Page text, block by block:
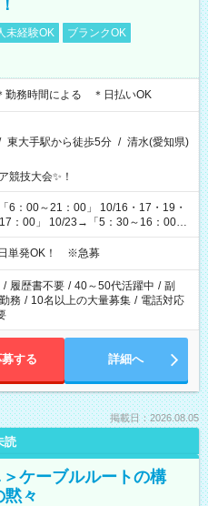
未経験OK
ブランクOK
勤務時間による ＊日払いOK
東大手駅から徒歩5分 / 清水(愛知県)
競技大会✨！
6：00～21：00」 10/16・17・19・
：00」 10/23→「5：30～16：00」
21→「17：00～26：00」
10/23→「16：00～23：00」 ＊
す！
単発OK！ ※急募
/ 履歴書不要 / 40～50代活躍中 / 副
務 / 10名以上の大量募集 / 電話対応
募する 詳細へ
掲載日：2026.08.05
読
ケーブルルートの構
々